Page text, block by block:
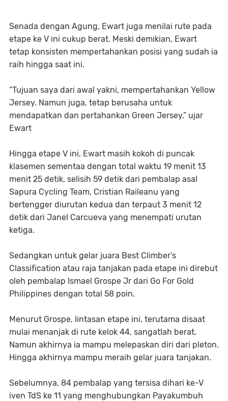
Senada dengan Agung, Ewart juga menilai rute pada
etape ke V ini cukup berat. Meski demikian, Ewart
tetap konsisten mempertahankan posisi yang sudah ia
raih hingga saat ini.
“Tujuan saya dari awal yakni, mempertahankan Yellow
Jersey. Namun juga, tetap berusaha untuk
mendapatkan dan pertahankan Green Jersey,” ujar
Ewart
Hingga etape V ini, Ewart masih kokoh di puncak
klasemen sementaa dengan total waktu 19 menit 13
menit 25 detik, selisih 59 detik dari pembalap asal
Sapura Cycling Team, Cristian Raileanu yang
bertengger diurutan kedua dan terpaut 3 menit 12
detik dari Janel Carcueva yang menempati urutan
ketiga.
Sedangkan untuk gelar juara Best Climber’s
Classification atau raja tanjakan pada etape ini direbut
oleh pembalap Ismael Grospe Jr dari Go For Gold
Philippines dengan total 58 poin.
Menurut Grospe, lintasan etape ini, terutama disaat
mulai menanjak di rute kelok 44, sangatlah berat.
Namun akhirnya ia mampu melepaskan diri dari pleton.
Hingga akhirnya mampu meraih gelar juara tanjakan.
Sebelumnya, 84 pembalap yang tersisa dihari ke-V
iven TdS ke 11 yang menghubungkan Payakumbuh